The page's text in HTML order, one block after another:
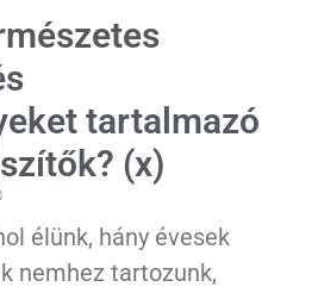
tartalmazó
(x)
élünk, hány évesek
nemhez tartozunk,